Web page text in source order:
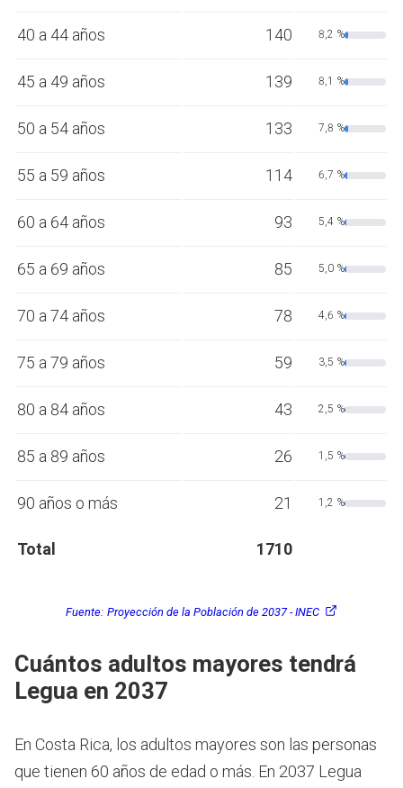
40 a 44 años 140 8,2 %
45 a 49 años 139 8,1 %
50 a 54 años 133 7,8 %
55 a 59 años 114 6,7 %
60 a 64 años 93 5,4 %
65 a 69 años 85 5,0 %
70 a 74 años 78 4,6 %
75 a 79 años 59 3,5 %
80 a 84 años 43 2,5 %
85 a 89 años 26 1,5 %
90 años o más 21 1,2 %
Total 1710
Fuente: Proyección de la Población de 2037 - INEC
Cuántos adultos mayores tendrá
Legua en 2037
En Costa Rica, los adultos mayores son las personas
que tienen 60 años de edad o más. En 2037 Legua